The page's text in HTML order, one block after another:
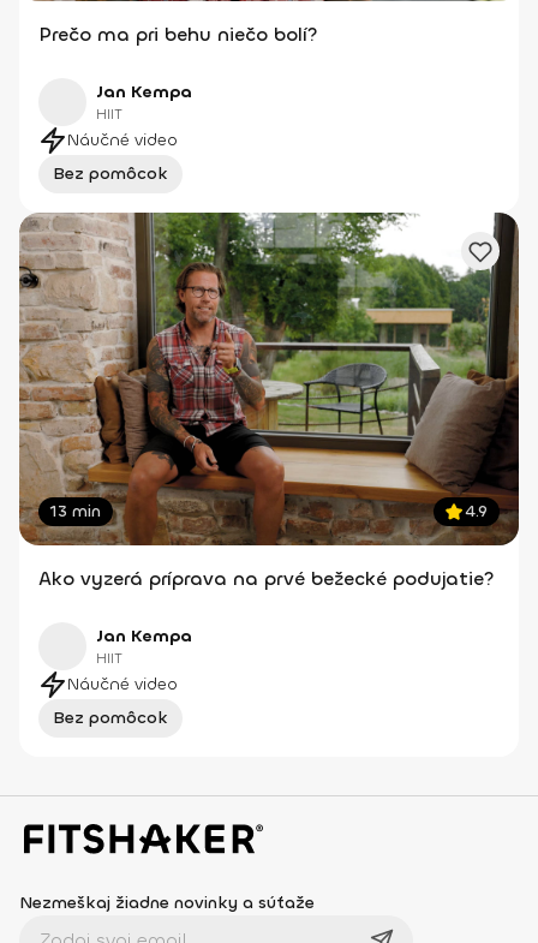
Prečo ma pri behu niečo bolí?
Jan Kempa
HIIT
Náučné video
Bez pomôcok
13 min 4.9
Ako vyzerá príprava na prvé bežecké podujatie?
Jan Kempa
HIIT
Náučné video
Bez pomôcok
Nezmeškaj žiadne novinky a súťaže